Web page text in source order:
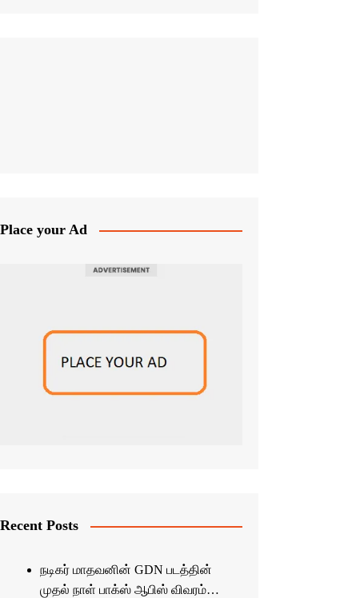
Place your Ad
Recent Posts
நடிகர் மாதவனின் GDN படத்தின்
முதல் நாள் பாக்ஸ் ஆபிஸ் விவரம்…